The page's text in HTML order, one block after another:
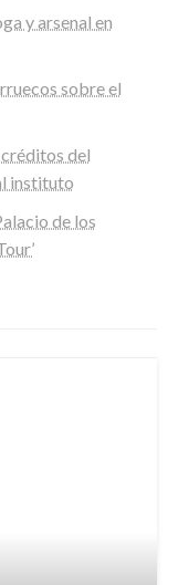
y arsenal en
sobre el
del
instituto
de los